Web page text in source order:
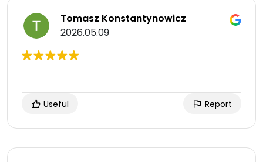
Tomasz Konstantynowicz
2026.05.09
Useful Report